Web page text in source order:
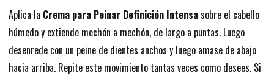
Aplica la Crema para Peinar Definición Intensasobre el cabello
húmedo y extiende mechón a mechón, de largo a puntas. Luego
desenrede con un peine de dientes anchos y luego amase de abajo
hacia arriba. Repite este movimiento tantas veces como desees. Si